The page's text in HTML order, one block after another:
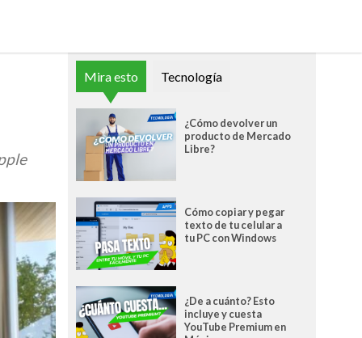
Mira esto Tecnología
¿Cómo devolver un
producto de Mercado
Libre?
Cómo copiar y pegar
texto de tu celular a
tu PC con Windows
¿De a cuánto? Esto
incluye y cuesta
YouTube Premium en